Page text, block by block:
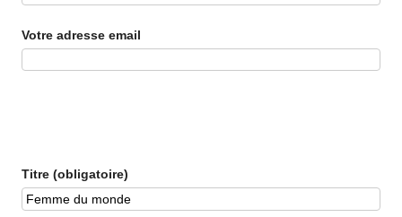
Votre adresse email
Titre (obligatoire)